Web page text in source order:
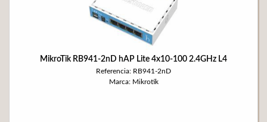
MikroTik RB941-2nD hAP Lite 4x10-100 2.4GHz L4
Referencia: RB941-2nD
Marca: Mikrotik